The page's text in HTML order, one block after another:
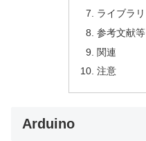
ライブラリ
参考文献等
関連
注意
Arduino